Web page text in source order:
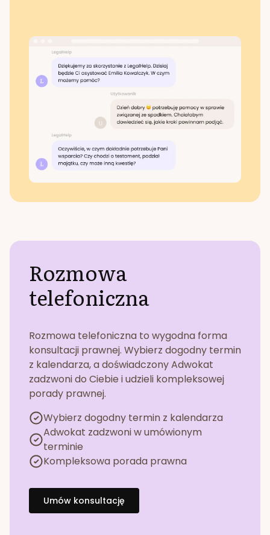
Rozmowa
telefoniczna
Rozmowa telefoniczna to wygodna forma
konsultacji prawnej. Wybierz dogodny termin
z kalendarza, a doświadczony Adwokat
zadzwoni do Ciebie i udzieli kompleksowej
porady prawnej.
Wybierz dogodny termin z kalendarza
Adwokat zadzwoni w umówionym
terminie
Kompleksowa porada prawna
Umów konsultację